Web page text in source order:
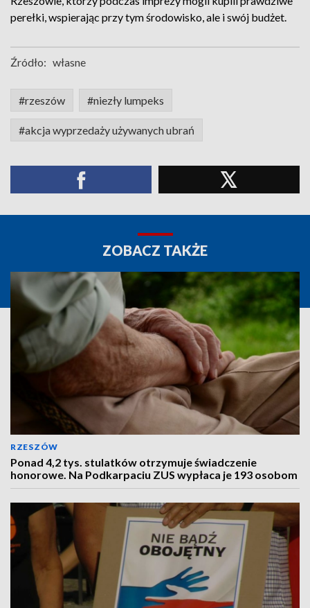
perełki, wspierając przy tym środowisko, ale i swój budżet.
Źródło: własne
#rzeszów #niezły lumpeks
#akcja wyprzedaży używanych ubrań
ZOBACZ TAKŻE
RZESZÓW
Ponad 4,2 tys. stulatków otrzymuje świadczenie
honorowe. Na Podkarpaciu ZUS wypłaca je 193 osobom